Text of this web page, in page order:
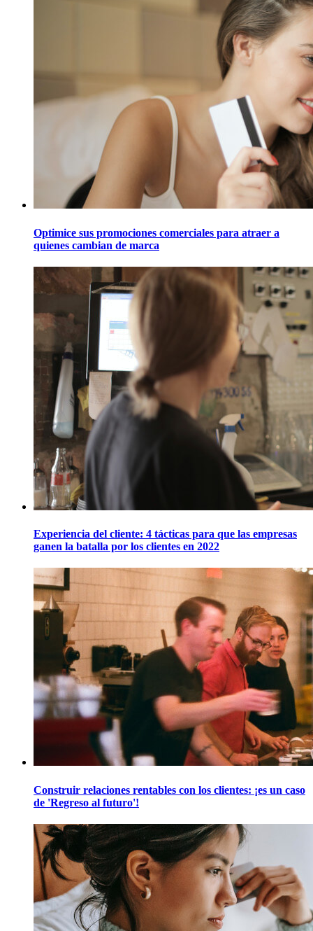
Optimice sus promociones comerciales para atraer a
quienes cambian de marca
Experiencia del cliente: 4 tácticas para que las empresas
ganen la batalla por los clientes en 2022
Construir relaciones rentables con los clientes: ¡es un caso
de 'Regreso al futuro'!